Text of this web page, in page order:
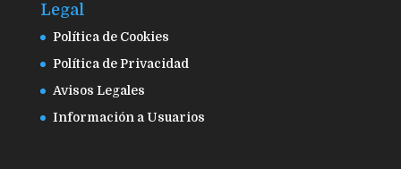
Legal
Política de Cookies
Política de Privacidad
Avisos Legales
Información a Usuarios